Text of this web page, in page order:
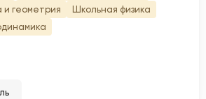
геометрия
Школьная физика